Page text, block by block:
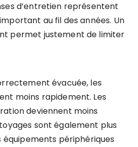
d’entretien représentent
au fil des années. Un
permet justement de limiter
évacuée, les
moins rapidement. Les
deviennent moins
sont également plus
équipements périphériques